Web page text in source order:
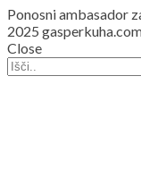
Ponosni ambasador
2025
Close
Search
for: